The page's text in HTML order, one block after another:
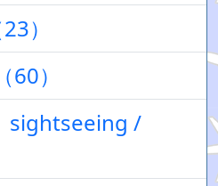
）
）
sightseeing /